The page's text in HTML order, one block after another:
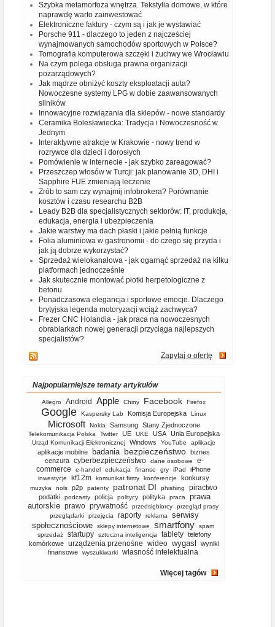
Szybka metamorfoza wnętrza. Tekstylia domowe, w które
naprawdę warto zainwestować
Elektroniczne faktury - czym są i jak je wystawiać
Porsche 911 - dlaczego to jeden z najcześciej
wynajmowanych samochodów sportowych w Polsce?
Tomografia komputerowa szczęki i żuchwy we Wrocławiu
Na czym polega obsługa prawna organizacji
pozarządowych?
Jak mądrze obniżyć koszty eksploatacji auta?
Nowoczesne systemy LPG w dobie zaawansowanych
silników
Innowacyjne rozwiązania dla sklepów - nowe standardy
Ceramika Bolesławiecka: Tradycja i Nowoczesność w
Jednym
Interaktywne atrakcje w Krakowie - nowy trend w
rozrywce dla dzieci i dorosłych
Pomówienie w internecie - jak szybko zareagować?
Przeszczep włosów w Turcji: jak planowanie 3D, DHI i
Sapphire FUE zmieniają leczenie
Zrób to sam czy wynajmij infobrokera? Porównanie
kosztów i czasu researchu B2B
Leady B2B dla specjalistycznych sektorów: IT, produkcja,
edukacja, energia i ubezpieczenia
Jakie warstwy ma dach płaski i jakie pełnią funkcje
Folia aluminiowa w gastronomii - do czego się przyda i
jak ją dobrze wykorzystać?
Sprzedaż wielokanałowa - jak ogarnąć sprzedaż na kilku
platformach jednocześnie
Jak skutecznie montować płotki herpetologiczne z
betonu
Ponadczasowa elegancja i sportowe emocje. Dlaczego
brytyjska legenda motoryzacji wciąż zachwyca?
Frezer CNC Holandia - jak praca na nowoczesnych
obrabiarkach nowej generacji przyciąga najlepszych
specjalistów?
Zapytaj o ofertę
Najpopularniejsze tematy artykułów
Allegro Android Apple Chiny Facebook Firefox
Google Kaspersky Lab Komisja Europejska Linux
Microsoft Nokia Samsung Stany Zjednoczone
Telekomunikacja Polska Twitter UE UKE USA Unia Europejska
Urząd Komunikacji Elektronicznej Windows YouTube aplikacje
aplikacje mobilne badania bezpieczeństwo biznes
cenzura cyberbezpieczeństwo dane osobowe
e-
commerce
e-handel edukacja finanse gry iPad iPhone
inwestycje kf12m komunikat firmy konferencje konkursy
muzyka nols p2p patenty patronat DI phishing piractwo
podatki podcasty policja politycy polityka praca
prawa
autorskie prawo prywatność przedsiębiorcy
przegląd prasy
przeglądarki
przejęcia raporty reklama
serwisy
społecznościowe
sklepy internetowe smartfony
spam
sprzedaż
startupy sztuczna inteligencja tablety telefony
komórkowe
urządzenia przenośne wideo wygasl
wyniki
finansowe
wyszukiwarki własność intelektualna
Więcej tagów